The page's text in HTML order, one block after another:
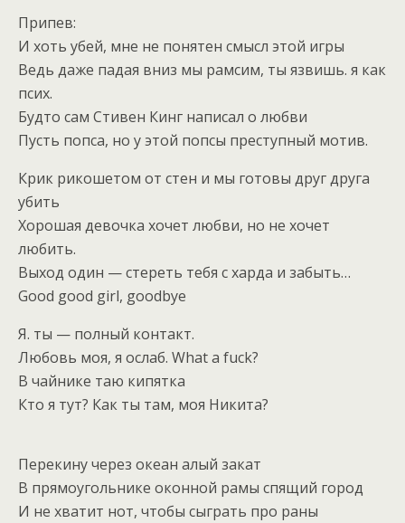
Припев:
И хоть убей, мне не понятен смысл этой игры
Ведь даже падая вниз мы рамсим, ты язвишь. я как
псих.
Будто сам Стивен Кинг написал о любви
Пусть попса, но у этой попсы преступный мотив.
Крик рикошетом от стен и мы готовы друг друга
убить
Хорошая девочка хочет любви, но не хочет
любить.
Выход один — стереть тебя с харда и забыть…
Good good girl, goodbye
Я. ты — полный контакт.
Любовь моя, я ослаб. What a fuck?
В чайнике таю кипятка
Кто я тут? Как ты там, моя Никита?
Перекину через океан алый закат
В прямоугольнике оконной рамы спящий город
И не хватит нот, чтобы сыграть про раны